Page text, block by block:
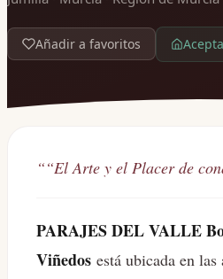
Añadir a favoritos
““El Arte y el Placer de
PARAJES DEL VALLE
Viñedos está ubicada en